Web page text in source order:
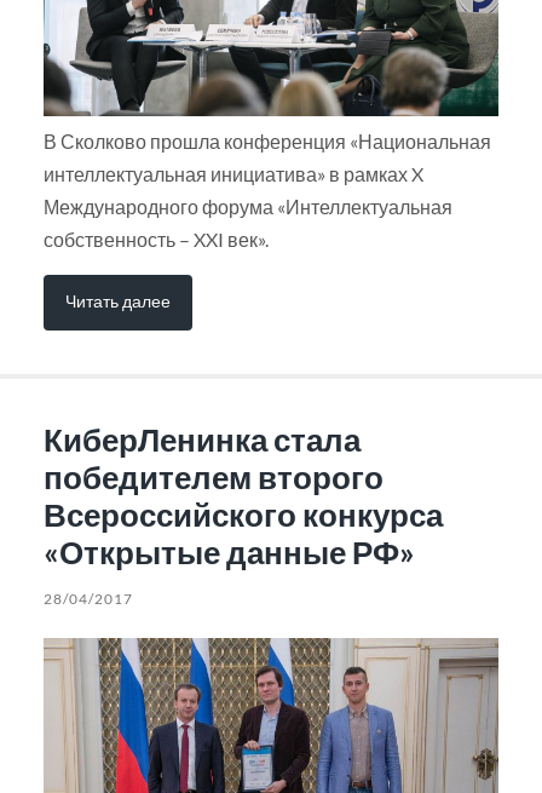
В Сколково прошла конференция «Национальная
интеллектуальная инициатива» в рамках X
Международного форума «Интеллектуальная
собственность – XXI век».
Читать далее
КиберЛенинка стала
победителем второго
Всероссийского конкурса
«Открытые данные РФ»
28/04/2017